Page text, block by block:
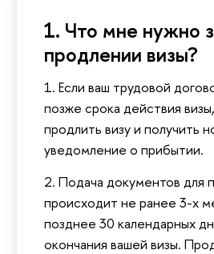
1. Что мне нужно
продлении визы?
1. Если ваш трудовой
позже срока действия
продлить визу и получить
уведомление о прибытии.
2. Подача документов для
происходит не ранее 3-х
позднее 30 календарных
окончания вашей визы.